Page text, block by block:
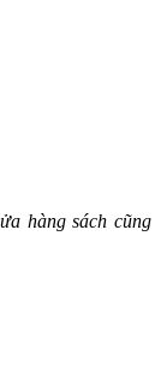
hàng sách cũng